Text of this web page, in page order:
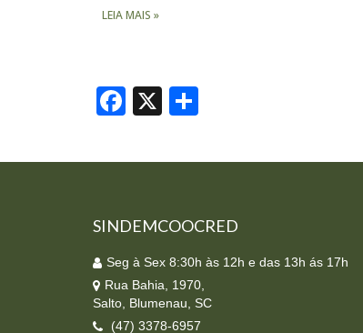
LEIA MAIS »
Facebook
X
SINDEMCOOCRED
Seg à Sex 8:30h às 12h e das 13h ás 17h
Rua Bahia, 1970,
Salto, Blumenau, SC
(47) 3378-6957